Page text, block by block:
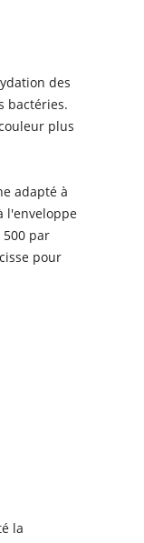
des
bactéries.
plus
adapté à
l'enveloppe
par
pour
la